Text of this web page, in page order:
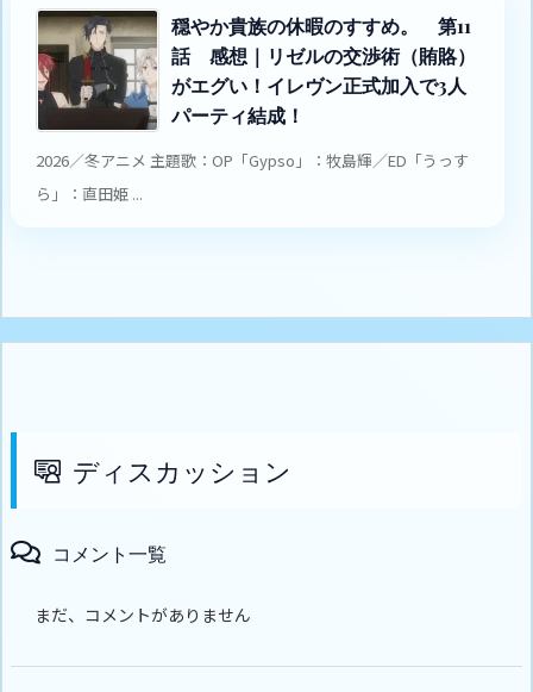
穏やか貴族の休暇のすすめ。 第11
話 感想｜リゼルの交渉術（賄賂）
がエグい！イレヴン正式加入で3人
パーティ結成！
2026／冬アニメ 主題歌：OP「Gypso」：牧島輝／ED「うっす
ら」：直田姫 ...
ディスカッション
コメント一覧
まだ、コメントがありません